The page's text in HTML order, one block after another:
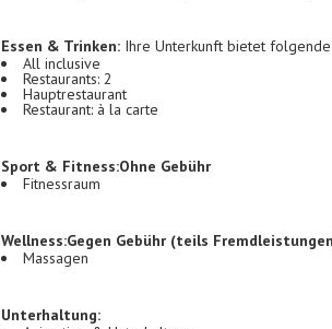
Essen & Trinken: Ihre Unterkunft bietet
All inclusive
Restaurants: 2
Hauptrestaurant
Restaurant: à la carte
Sport & Fitness:Ohne Gebühr
Fitnessraum
Wellness:Gegen Gebühr (teils
Massagen
Unterhaltung: